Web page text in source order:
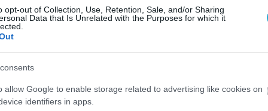
opt-out of Collection, Use, Retention, Sale, and/or Sharing
Data that Is Unrelated with the Purposes for which it
allow Google to enable storage related to advertising like cookies on
identifiers in apps.
υψηλή περιεκτικότητα σε νερό, όπως
σούπες, γιαούρτι και αφεψήματα με
των συμπτωμάτων.
δήθεν «θεραπεία» του hangover δεν αποτελεί
των συμπτωμάτων χωρίς να αντιμετωπίζει την